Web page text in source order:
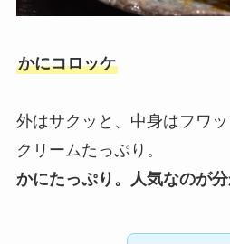
かにコロッケ
外はサクッと、中身はフワッ
クリームたっぷり。
かにたっぷり。人気なのが分